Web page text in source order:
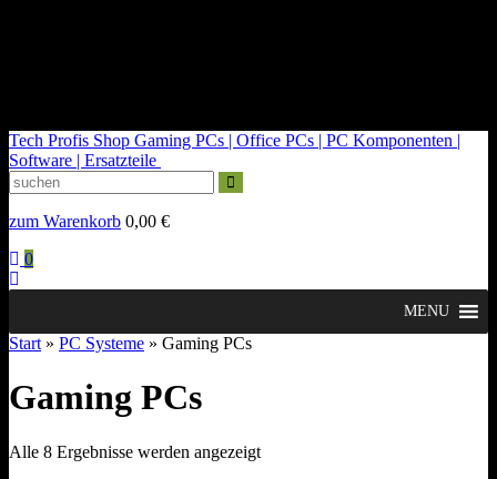
Tech Profis Shop Gaming PCs | Office PCs | PC Komponenten |
Software | Ersatzteile
zum Warenkorb 0,00 €
0
MENU
Start » PC Systeme » Gaming PCs
Gaming PCs
Alle 8 Ergebnisse werden angezeigtNach